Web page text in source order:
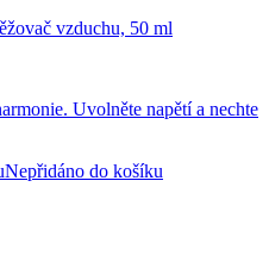
vzduchu, 50 ml
Uvolněte napětí a nechte
Nepřidáno do košíku